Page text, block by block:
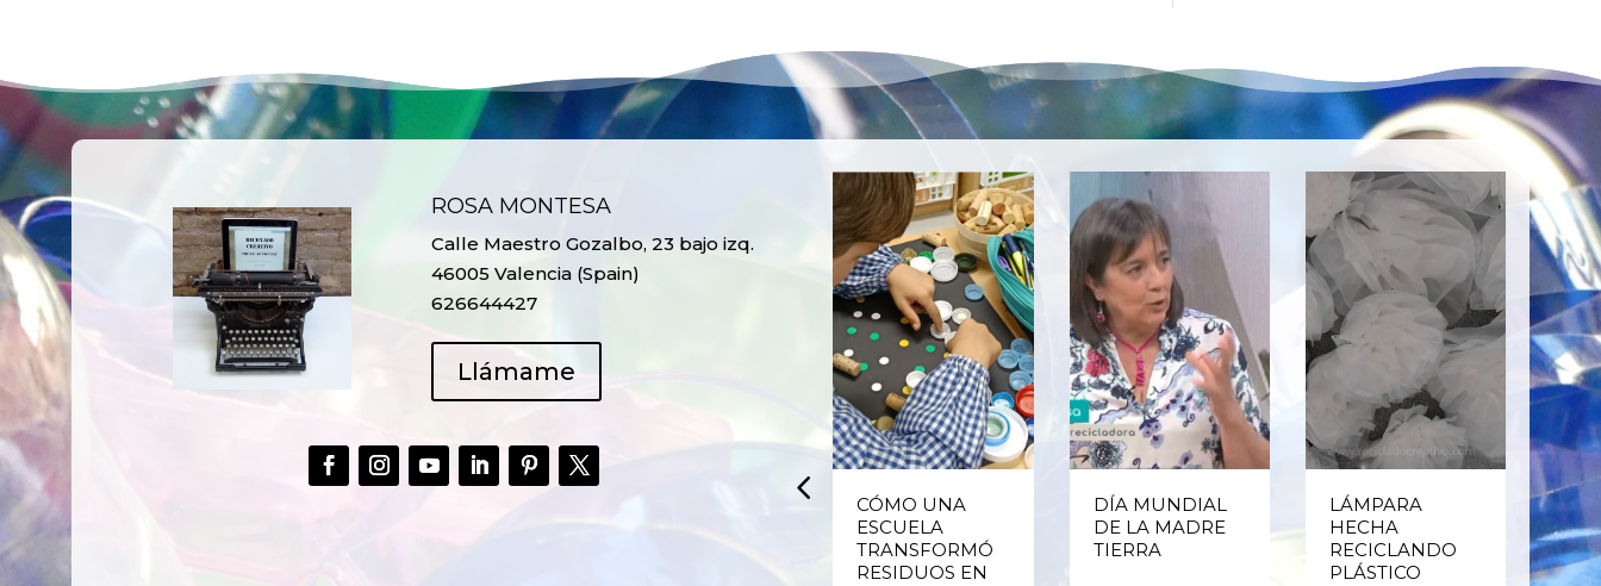
ROSA MONTESA
Calle Maestro Gozalbo, 23 bajo izq.
46005 Valencia (Spain)
626644427
Llámame
RECICLADO EN
CÓMO UNA
ESCUELA
TRANSFORMÓ
RESIDUOS EN
DÍA MUNDIAL
DE LA MADRE
TIERRA
LÁMPARA
HECHA
RECICLANDO
PLÁSTICO